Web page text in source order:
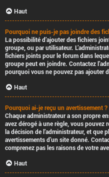
Haut
Pourquoi ne puis-je pas joindre des
La possibilité d’ajouter des fichiers
groupe, ou par utilisateur.
fichiers joints pour le forum dans
groupe peut en joindre. Contactez
pourquoi vous ne pouvez pas ajouter
Haut
Pourquoi ai-je reçu un avertissement ?
Chaque administrateur a son propre
avez dérogé à une règle, vous pouvez
la décision de l’administrateur, et que
avertissements d’un site donné.
comprenez pas les raisons de votre
Haut